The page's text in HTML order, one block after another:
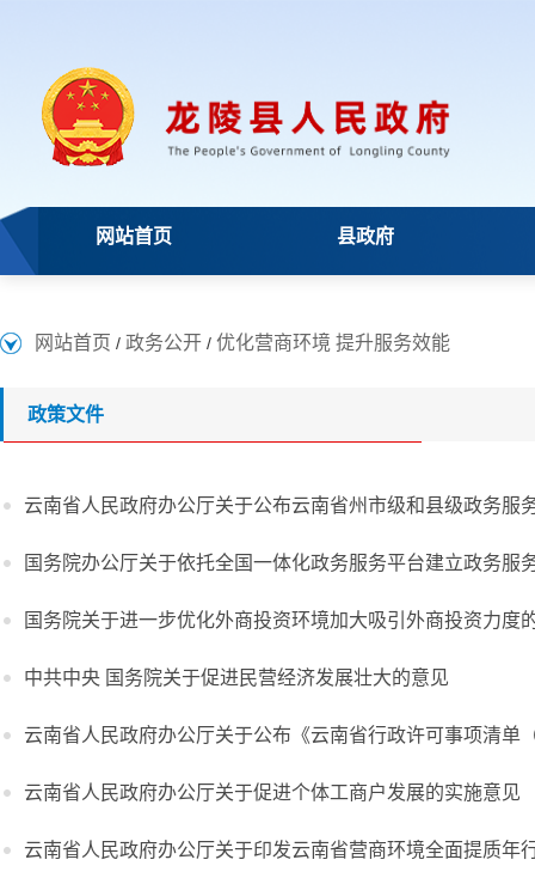
网站首页 县政府
网站首页 / 政务公开 / 优化营商环境 提升服务效能
政策文件
云南省人民政府办公厅关于公布云南省州市级和县级政务服
国务院办公厅关于依托全国一体化政务服务平台建立政务服
国务院关于进一步优化外商投资环境加大吸引外商投资力度
中共中央 国务院关于促进民营经济发展壮大的意见
云南省人民政府办公厅关于公布《云南省行政许可事项清单
云南省人民政府办公厅关于促进个体工商户发展的实施意见
云南省人民政府办公厅关于印发云南省营商环境全面提质年